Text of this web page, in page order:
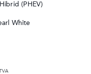
(PHEV)
White